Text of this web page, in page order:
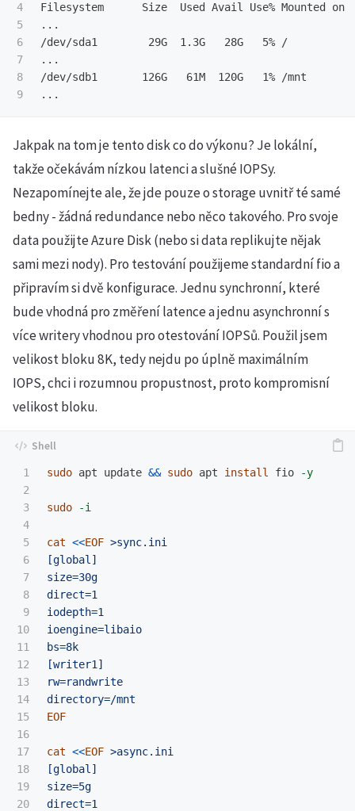
4
5
6
7
8
Filesystem      Size  Used Avail Use% Mounted on
...
/dev/sda1        29G  1.3G   28G   5% /
...
/dev/sdb1       126G   61M  120G   1% /mnt
Jakpak na tom je tento disk co do výkonu? Je lokální,
takže očekávám nízkou latenci a slušné IOPSy.
Nezapomínejte ale, že jde pouze o storage uvnitř té samé
bedny - žádná redundance nebo něco takového. Pro svoje
data použijte Azure Disk (nebo si data replikujte nějak
sami mezi nody). Pro testování použijeme standardní fio a
připravím si dvě konfigurace. Jednu synchronní, které
bude vhodná pro změření latence a jednu asynchronní s
více writery vhodnou pro otestování IOPSů. Použil jsem
velikost bloku 8K, tedy nejdu po úplně maximálním
IOPS, chci i rozumnou propustnost, proto kompromisní
velikost bloku.
1
2
3
4
5
6
7
8
9
10
11
12
13
14
15
16
17
18
19
20
sudo apt update && sudo apt install fio -y
sudo -i
cat <<EOF >sync.ini
[global]
size=30g
direct=1
iodepth=1
ioengine=libaio
bs=8k
[writer1]
rw=randwrite
EOF
cat <<EOF >async.ini
[global]
size=5g
direct=1